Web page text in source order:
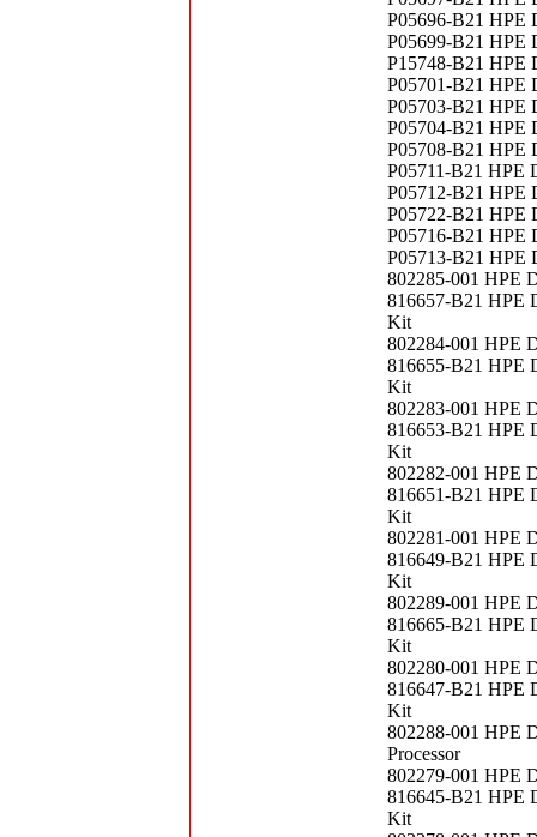
P05696-B21 HPE
P05699-B21 HPE
P15748-B21 HPE
P05701-B21 HPE
P05703-B21 HPE
P05704-B21 HPE
P05708-B21 HPE
P05711-B21 HPE
P05712-B21 HPE
P05722-B21 HPE
P05716-B21 HPE
P05713-B21 HPE
802285-001 HPE
816657-B21 HPE
Kit
802284-001 HPE
816655-B21 HPE
Kit
802283-001 HPE
816653-B21 HPE
Kit
802282-001 HPE
816651-B21 HPE
Kit
802281-001 HPE
816649-B21 HPE
Kit
802289-001 HPE
816665-B21 HPE
Kit
802280-001 HPE
816647-B21 HPE
Kit
802288-001 HPE
Processor
802279-001 HPE
816645-B21 HPE
Kit